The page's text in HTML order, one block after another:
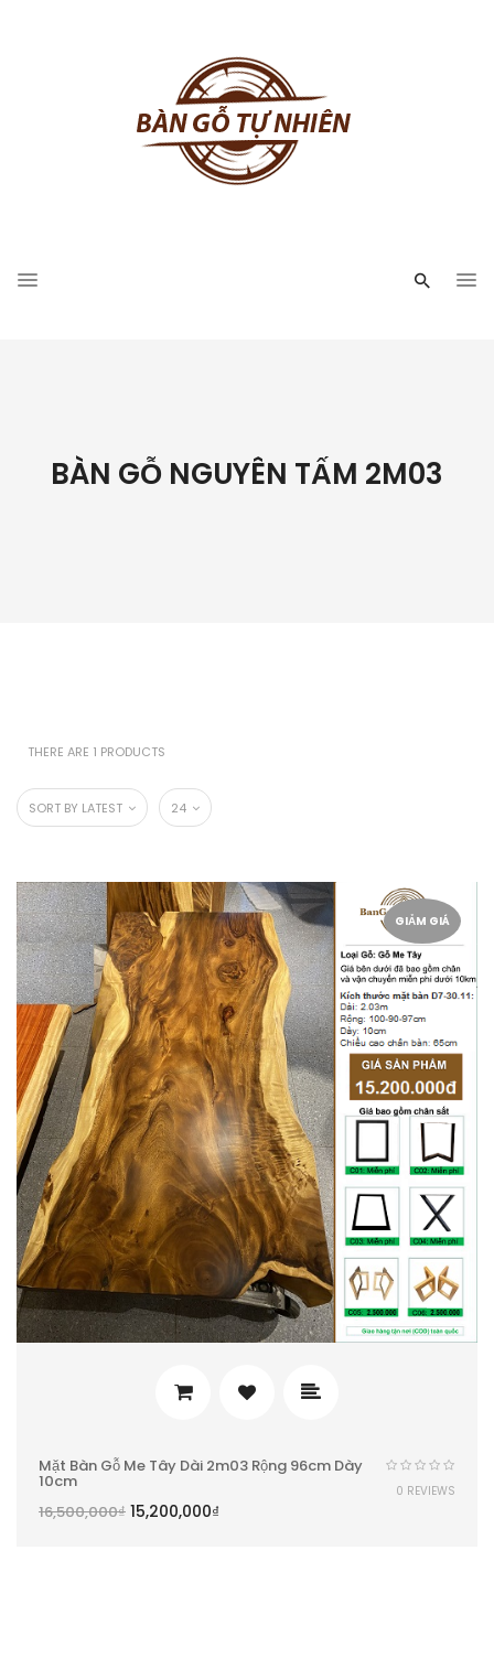
BÀN GỖ NGUYÊN TẤM 2M03
THERE ARE 1 PRODUCTS
SORT BY LATEST 24
GIẢM GIÁ
Mặt Bàn Gỗ Me Tây Dài 2m03 Rộng 96cm Dày
10cm
16,500,000₫ 15,200,000₫
0 REVIEWS